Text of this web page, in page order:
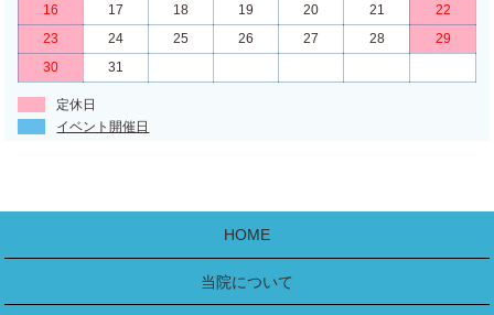
16
17 18 19 20 21
22
23
24 25 26 27 28
29
30
31
定休日
イベント開催日
HOME
当院について